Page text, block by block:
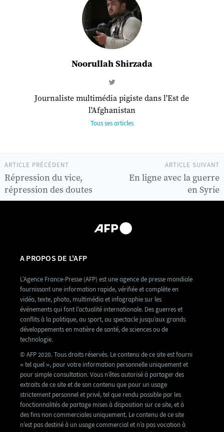
Noorullah Shirzada
Journaliste multimédia pigiste dans l'Est de
l'Afghanistan
Tous ses articles
ARTICLE SUIVANT
En ligne avec la guerre
en Syrie
ARTICLE PRÉCÉDENT
Répression du vice,
répression des doutes
A PROPOS DE L'AFP
L’Agence France-Presse (AFP) est une agence de presse mondiale
fournissant une information rapide, vérifiée et complète en
vidéo, texte, photo, multimédia et infographie sur les
événements qui font l’actualité internationale. Des guerres et
conflits à la politique, au sport, au spectacle jusqu’aux grands
développements en matière de santé, de sciences ou de
technologie.
© AFP 2020. Tous droits réservés. Le contenu de ce site est fourni
« tel quel », pour votre information personnelle uniquement et
pour simple consultation. Vous n’êtes autorisé à partager des
extraits de ce site et de son contenu que pour un usage
strictement personnel et privé, tel que rendu possible par les
fonctionnalités de partage mises à disposition sur ce site, et à
des fins non commerciales uniquement. Le contenu de ce site
n’est pas destiné à un usage commercial et n’a pas vocation à